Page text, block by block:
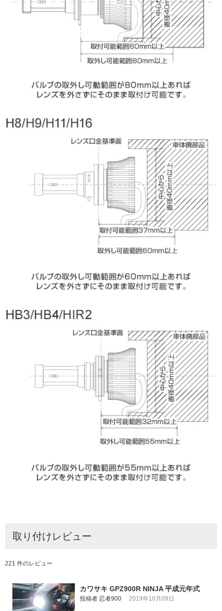
取り付けレビュー
221 件のレビュー
カワサキ GPZ900R NINJA 平成元年式
投稿者 忍者900 2019年10月09日